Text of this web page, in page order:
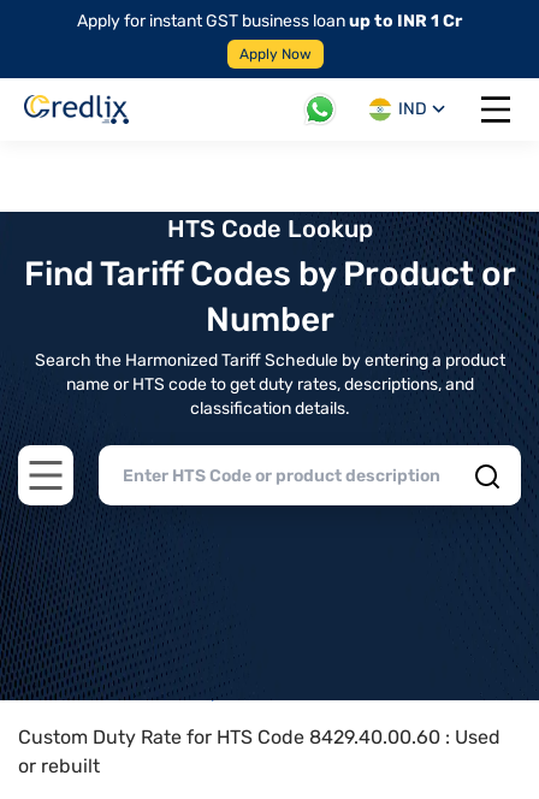
Apply for instant GST business loanup to INR 1 Cr
Apply Now
IND
Open
HTS Code Lookup
Find Tariff Codes by Product or
Number
Search the Harmonized Tariff Schedule by entering a product
name or HTS code to get duty rates, descriptions, and
classification details.
Open main menu
Home>HTS Codes> Chapter
Custom Duty Rate for HTS Code 8429.40.00.60 : Used
or rebuilt